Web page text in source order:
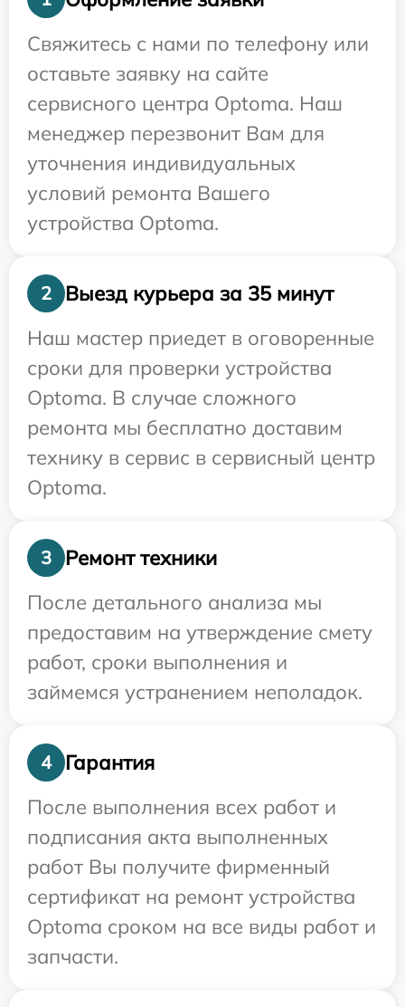
Свяжитесь с нами по телефону или
оставьте заявку на сайте
сервисного центра Optoma. Наш
менеджер перезвонит Вам для
уточнения индивидуальных
условий ремонта Вашего
устройства Optoma.
2
Выезд курьера за 35 минут
Наш мастер приедет в оговоренные
сроки для проверки устройства
Optoma. В случае сложного
ремонта мы бесплатно доставим
технику в сервис в сервисный центр
Optoma.
3
Ремонт техники
После детального анализа мы
предоставим на утверждение смету
работ, сроки выполнения и
займемся устранением неполадок.
4
Гарантия
После выполнения всех работ и
подписания акта выполненных
работ Вы получите фирменный
сертификат на ремонт устройства
Optoma сроком на все виды работ и
запчасти.